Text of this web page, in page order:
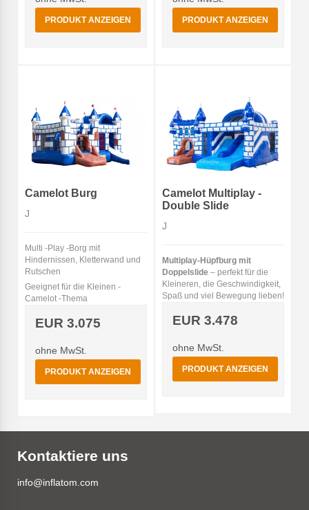
PRODUKT ANZEIGEN PRODUKT ANZEIGEN
Camelot Burg
J
Multi -Play -Borg mit
Hindernissen, Kletterwand und
Rutschen
Geeignet für die Kleinen -
Camelot -Thema
EUR 3.075
ohne MwSt.
PRODUKT ANZEIGEN
Camelot Multiplay -
Double Slide
J
Multiplay‑Hüpfburg mit
Doppelslide – perfekt für die
Kleineren, die Geschwindigkeit,
Spaß und viel Bewegung lieben!
EUR 3.478
ohne MwSt.
PRODUKT ANZEIGEN
Kontaktiere uns
info@inflatom.com